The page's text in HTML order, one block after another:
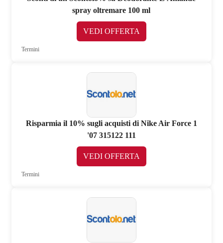
spray oltremare 100 ml
VEDI OFFERTA
Termini
Risparmia il 10% sugli acquisti di Nike Air Force 1
'07 315122 111
VEDI OFFERTA
Termini